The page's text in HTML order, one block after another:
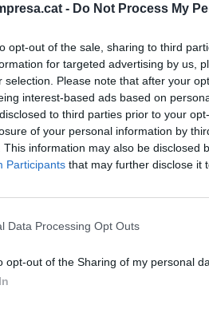
- Do Not Process My
opt-out of the sale, sharing to third
for targeted advertising by us,
selection. Please note that after your
interest-based ads based on
to third parties prior to your
of your personal information by
This information may also be disclosed
Participants that may further disclose it
Data Processing Opt Outs
opt-out of the Sharing of my personal
periódico
y empresa
Herria y
junto al equipo vasco que,
y Bilbao lidera el
y compartir aprendizajes,
ADN y vincularnos,
desde la honestidad, la